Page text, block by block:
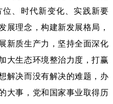
、时代新变化、实践新要
展理念，构建新发展格局，
新质生产力，坚持全面深化
大生态环境整治力度，打赢
解决而没有解决的难题，办
大事，党和国家事业取得历